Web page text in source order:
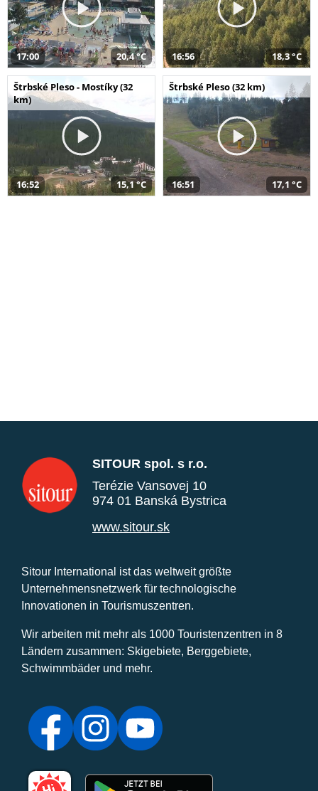
17:00 20,4 °C 16:56 18,3 °C
Štrbské Pleso - Mostíky (32
km)
16:52 15,1 °C
Štrbské Pleso (32 km)
16:51 17,1 °C
SITOUR spol. s r.o.
Terézie Vansovej 10
974 01 Banská Bystrica
www.sitour.sk
Sitour International ist das weltweit größte
Unternehmensnetzwerk für technologische
Innovationen in Tourismuszentren.
Wir arbeiten mit mehr als 1000 Touristenzentren in 8
Ländern zusammen: Skigebiete, Berggebiete,
Schwimmbäder und mehr.